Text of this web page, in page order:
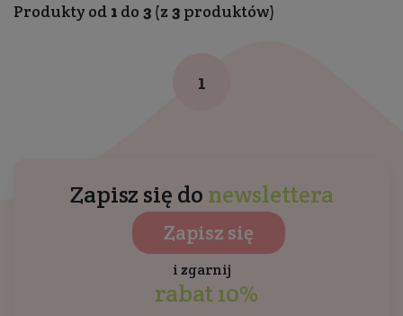
Produkty od 1 do 3 (z 3 produktów)
1
Zapisz się do newslettera
Zapisz się
i zgarnij
rabat 10%